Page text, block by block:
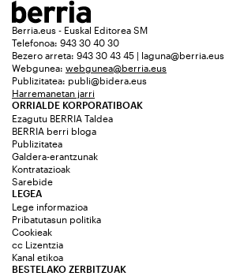
Berria.eus - Euskal Editorea SM
Telefonoa: 943 30 40 30
Bezero arreta: 943 30 43 45 | laguna@berria.eus
Webgunea: webgunea@berria.eus
Publizitatea: publi@bidera.eus
Harremanetan jarri
ORRIALDE KORPORATIBOAK
Ezagutu BERRIA Taldea
BERRIA berri bloga
Publizitatea
Galdera-erantzunak
Kontratazioak
Sarebide
LEGEA
Lege informazioa
Pribatutasun politika
Cookieak
cc Lizentzia
Kanal etikoa
BESTELAKO ZERBITZUAK